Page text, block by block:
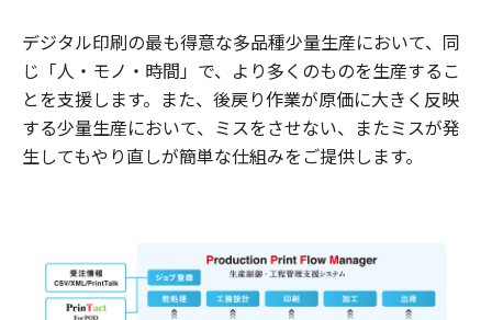
デジタル印刷の最も得意な多品種少量生産において、同
じ「人・モノ・時間」で、より多くのものを生産するこ
とを支援します。また、後戻り作業が原価に大きく反映
する少量生産において、ミスをさせない、またミスが発
生してもやり直しが簡単な仕組みをご提供します。